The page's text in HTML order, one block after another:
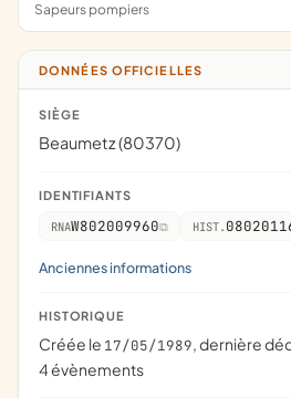
Sapeurs pompiers
DONNÉES OFFICIELLES
SIÈGE
Beaumetz (80370)
IDENTIFIANTS
RNAW802009960 HIST.
Anciennes informations
HISTORIQUE
Créée le 17/05/1989, dernière
4 évènements